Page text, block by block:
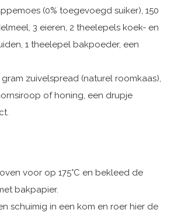
(0% toegevoegd suiker), 150
3 eieren, 2 theelepels koek- en
1 theelepel bakpoeder, een
gram zuivelspread (naturel roomkaas),
of honing, een drupje
voor op 175°C en bekleed de
bakpapier.
schuimig in een kom en roer hier de